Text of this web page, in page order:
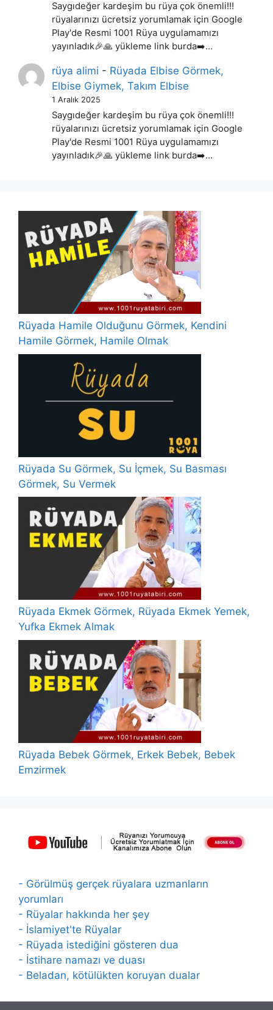
Saygıdeğer kardeşim bu rüya çok önemli!!!
rüyalarınızı ücretsiz yorumlamak için Google
Play'de Resmi 1001 Rüya uygulamamızı
yayınladık🎉🙏 yükleme link burda➡️…
rüya alimi - Rüyada Elbise Görmek,
Elbise Giymek, Takım Elbise
1 Aralık 2025
Saygıdeğer kardeşim bu rüya çok önemli!!!
rüyalarınızı ücretsiz yorumlamak için Google
Play'de Resmi 1001 Rüya uygulamamızı
yayınladık🎉🙏 yükleme link burda➡️…
Rüyada Hamile Olduğunu Görmek, Kendini
Hamile Görmek, Hamile Olmak
Rüyada Su Görmek, Su İçmek, Su Basması
Görmek, Su Vermek
Rüyada Ekmek Görmek, Rüyada Ekmek Yemek,
Yufka Ekmek Almak
Rüyada Bebek Görmek, Erkek Bebek, Bebek
Emzirmek
- Görülmüş gerçek rüyalara uzmanların
yorumları
- Rüyalar hakkında her şey
- İslamiyet'te Rüyalar
- Rüyada istediğini gösteren dua
- İstihare namazı ve duası
- Beladan, kötülükten koruyan dualar